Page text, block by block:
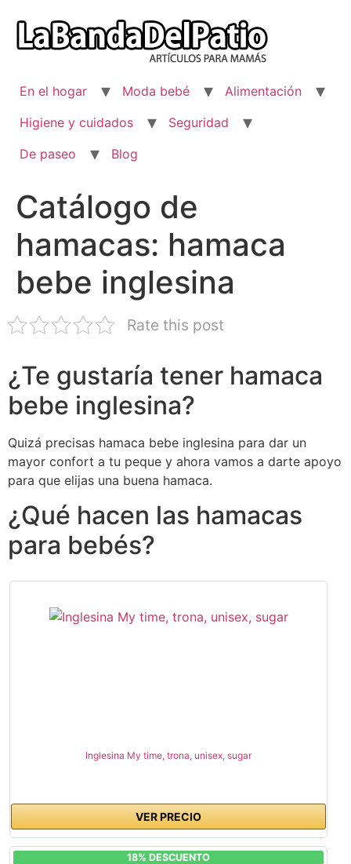
contenido
En el hogar Moda bebé
Alimentación
Higiene y cuidados
Seguridad
De paseo
Blog
Catálogo de
hamacas: hamaca
bebe inglesina
Rate this post
¿Te gustaría tener hamaca
bebe inglesina?
Quizá precisas hamaca bebe inglesina para dar un
mayor confort a tu peque y ahora vamos a darte apoyo
para que elijas una buena hamaca.
¿Qué hacen las hamacas
para bebés?
Inglesina My time, trona, unisex, sugar
VER PRECIO
18% DESCUENTO